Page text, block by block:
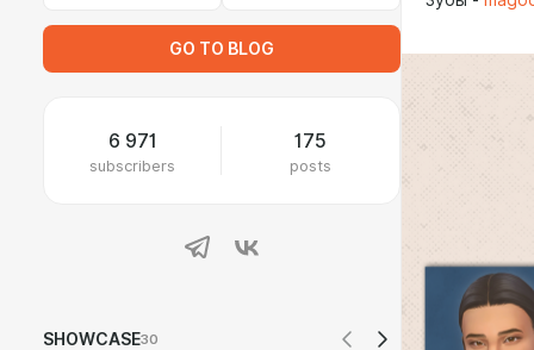
GO TO BLOG
6 971
subscribers
175
posts
SHOWCASE30